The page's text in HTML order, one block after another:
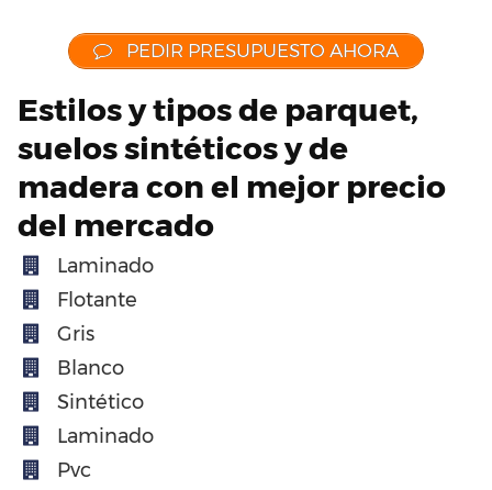
PEDIR PRESUPUESTO AHORA
Estilos y tipos de parquet,
suelos sintéticos y de
madera con el mejor precio
del mercado
Laminado
Flotante
Gris
Blanco
Sintético
Laminado
Pvc